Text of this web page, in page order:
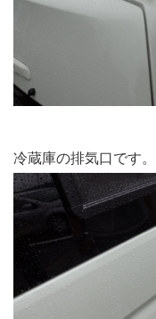
冷蔵庫の排気口です。